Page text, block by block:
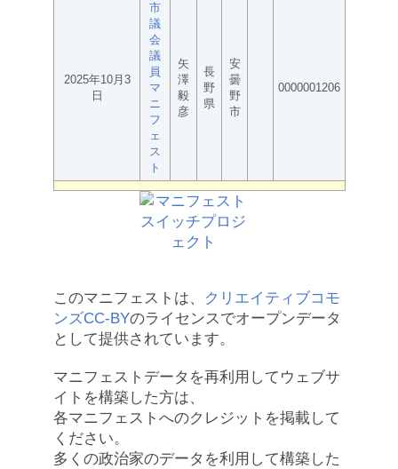
2025年10月3
日
市
議
会
議
員
マ
ニ
フ
ェ
ス
ト
矢
澤
毅
彦
長
野
県
安
曇
野
市
0000001206
このマニフェストは、
クリエイティブコモ
ンズCC-BYのライセンスでオープンデータ
として提供されています。
マニフェストデータを再利用してウェブサ
イトを構築した方は、
各マニフェストへのクレジットを掲載して
ください。
多くの政治家のデータを利用して構築した